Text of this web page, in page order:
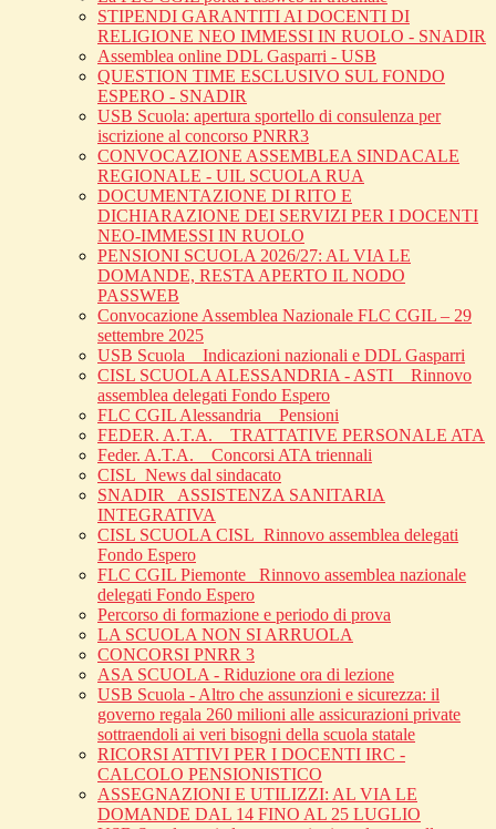
STIPENDI GARANTITI AI DOCENTI DI
RELIGIONE NEO IMMESSI IN RUOLO - SNADIR
Assemblea online DDL Gasparri - USB
QUESTION TIME ESCLUSIVO SUL FONDO
ESPERO - SNADIR
USB Scuola: apertura sportello di consulenza per
iscrizione al concorso PNRR3
CONVOCAZIONE ASSEMBLEA SINDACALE
REGIONALE - UIL SCUOLA RUA
DOCUMENTAZIONE DI RITO E
DICHIARAZIONE DEI SERVIZI PER I DOCENTI
NEO-IMMESSI IN RUOLO
PENSIONI SCUOLA 2026/27: AL VIA LE
DOMANDE, RESTA APERTO IL NODO
PASSWEB
Convocazione Assemblea Nazionale FLC CGIL – 29
settembre 2025
USB Scuola _ Indicazioni nazionali e DDL Gasparri
CISL SCUOLA ALESSANDRIA - ASTI _ Rinnovo
assemblea delegati Fondo Espero
FLC CGIL Alessandria _ Pensioni
FEDER. A.T.A. _ TRATTATIVE PERSONALE ATA
Feder. A.T.A. _ Concorsi ATA triennali
CISL_News dal sindacato
SNADIR_ ASSISTENZA SANITARIA
INTEGRATIVA
CISL SCUOLA CISL_Rinnovo assemblea delegati
Fondo Espero
FLC CGIL Piemonte _Rinnovo assemblea nazionale
delegati Fondo Espero
Percorso di formazione e periodo di prova
LA SCUOLA NON SI ARRUOLA
CONCORSI PNRR 3
ASA SCUOLA - Riduzione ora di lezione
USB Scuola - Altro che assunzioni e sicurezza: il
governo regala 260 milioni alle assicurazioni private
sottraendoli ai veri bisogni della scuola statale
RICORSI ATTIVI PER I DOCENTI IRC -
CALCOLO PENSIONISTICO
ASSEGNAZIONI E UTILIZZI: AL VIA LE
DOMANDE DAL 14 FINO AL 25 LUGLIO